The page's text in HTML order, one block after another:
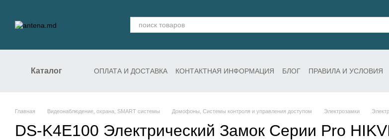
Каталог ОПЛАТА И ДОСТАВКА КОНТАКТНАЯ ИНФОРМАЦИЯ БЛОГ ПРАВИЛА И УСЛОВИЯ
Главная Видеонаблюдение, охрана, SMART системы Домофоны, Системы контроля и управления доступом Электрозамки
DS-K4E100 Электрический Замок Серии Pro